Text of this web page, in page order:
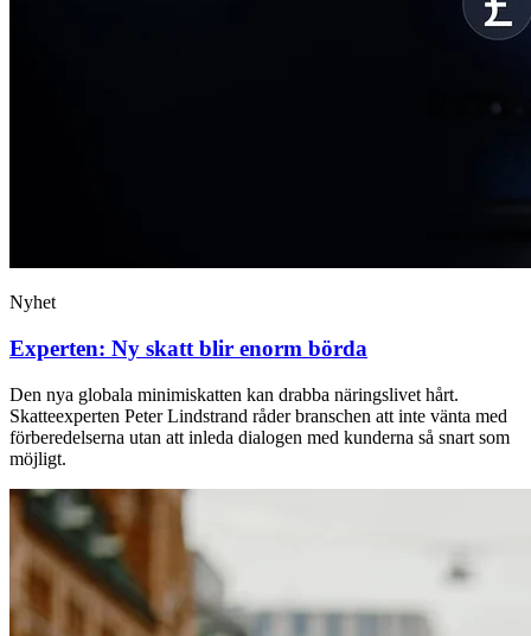
Nyhet
Experten: Ny skatt blir enorm börda
Den nya globala minimiskatten kan drabba näringslivet hårt.
Skatteexperten Peter Lindstrand råder branschen att inte vänta med
förberedelserna utan att inleda dialogen med kunderna så snart som
möjligt.